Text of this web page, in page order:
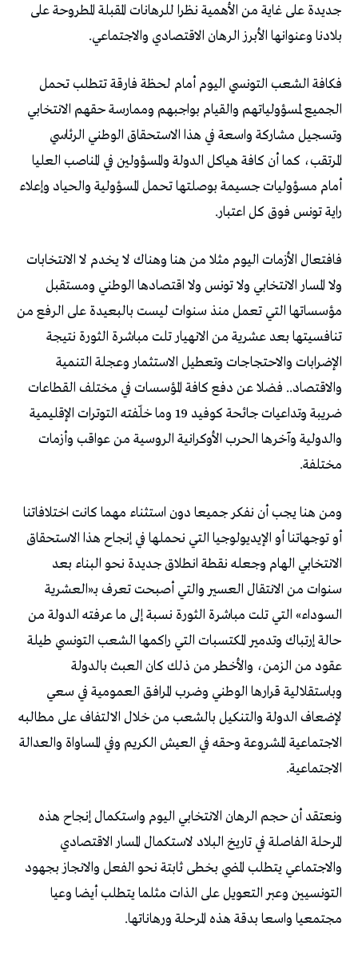
جديدة على غاية من الأهمية نظرا للرهانات المقبلة المطروحة على
بلادنا وعنوانها الأبرز الرهان الاقتصادي والاجتماعي.
فكافة الشعب التونسي اليوم أمام لحظة فارقة تتطلب تحمل
الجميع لمسؤولياتهم والقيام بواجبهم وممارسة حقهم الانتخابي
وتسجيل مشاركة واسعة في هذا الاستحقاق الوطني الرئاسي
المرتقب، كما أن كافة هياكل الدولة والمسؤولين في المناصب العليا
أمام مسؤوليات جسيمة بوصلتها تحمل المسؤولية والحياد وإعلاء
راية تونس فوق كل اعتبار.
فافتعال الأزمات اليوم مثلا من هنا وهناك لا يخدم لا الانتخابات
ولا المسار الانتخابي ولا تونس ولا اقتصادها الوطني ومستقبل
مؤسساتها التي تعمل منذ سنوات ليست بالبعيدة على الرفع من
تنافسيتها بعد عشرية من الانهيار تلت مباشرة الثورة نتيجة
الإضرابات والاحتجاجات وتعطيل الاستثمار وعجلة التنمية
والاقتصاد.. فضلا عن دفع كافة المؤسسات في مختلف القطاعات
ضريبة وتداعيات جائحة كوفيد 19 وما خلّفته التوترات الإقليمية
والدولية وآخرها الحرب الأوكرانية الروسية من عواقب وأزمات
مختلفة.
ومن هنا يجب أن نفكر جميعا دون استثناء مهما كانت اختلافاتنا
أو توجهاتنا أو الإيديولوجيا التي نحملها في إنجاح هذا الاستحقاق
الانتخابي الهام وجعله نقطة انطلاق جديدة نحو البناء بعد
سنوات من الانتقال العسير والتي أصبحت تعرف بـ«العشرية
السوداء» التي تلت مباشرة الثورة نسبة إلى ما عرفته الدولة من
حالة إرتباك وتدمير المكتسبات التي راكمها الشعب التونسي طيلة
عقود من الزمن، والأخطر من ذلك كان العبث بالدولة
وباستقلالية قرارها الوطني وضرب المرافق العمومية في سعي
لإضعاف الدولة والتنكيل بالشعب من خلال الالتفاف على مطالبه
الاجتماعية المشروعة وحقه في العيش الكريم وفي المساواة والعدالة
الاجتماعية.
ونعتقد أن حجم الرهان الانتخابي اليوم واستكمال إنجاح هذه
المرحلة الفاصلة في تاريخ البلاد لاستكمال المسار الاقتصادي
والاجتماعي يتطلب المضي بخطى ثابتة نحو الفعل والانجاز بجهود
التونسيين وعبر التعويل على الذات مثلما يتطلب أيضا وعيا
مجتمعيا واسعا بدقة هذه المرحلة ورهاناتها.